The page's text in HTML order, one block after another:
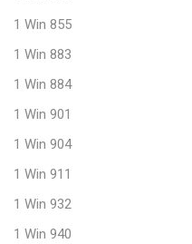
1 Win 855
1 Win 883
1 Win 884
1 Win 901
1 Win 904
1 Win 911
1 Win 932
1 Win 940